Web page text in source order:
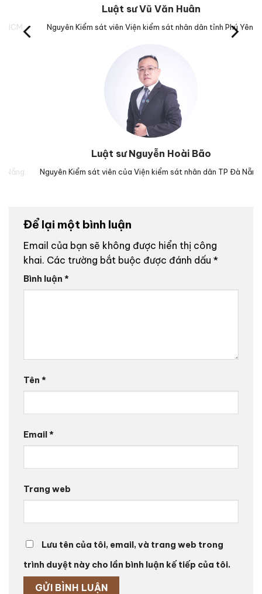
Luật sư Vũ Văn Huân
Nguyên Kiểm sát viên Viện kiểm sát nhân dân tỉnh Phú Yên.
Luật sư Nguyễn Hoài Bão
Nguyên Kiểm sát viên của Viện kiểm sát nhân dân TP Đà Nẵng.
Để lại một bình luận
Email của bạn sẽ không được hiển thị công
khai. Các trường bắt buộc được đánh dấu *
Bình luận *
Tên *
Email*
Trang web
Lưu tên của tôi, email, và trang web trong
trình duyệt này cho lần bình luận kế tiếp của tôi.